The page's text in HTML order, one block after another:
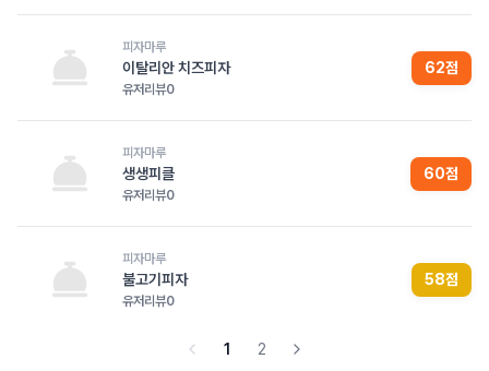
피자마루
이탈리안 치즈피자
유저리뷰0
62점
피자마루
생생피클
유저리뷰0
60점
피자마루
불고기피자
유저리뷰0
58점
1 2